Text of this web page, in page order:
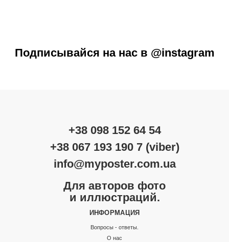
Подписывайся на нас в @instagram
+38 098 152 64 54
+38 067 193 190 7 (viber)
info@myposter.com.ua
Для авторов фото
и иллюстраций.
ИНФОРМАЦИЯ
Вопросы - ответы.
О нас